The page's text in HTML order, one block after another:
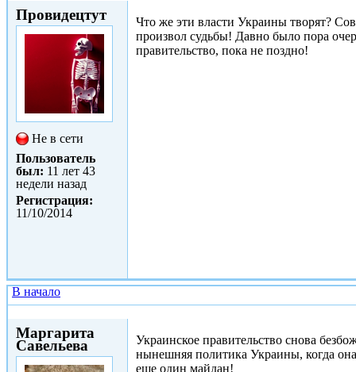
Провидецтут
Не в сети
Пользователь
был: 11 лет 43
недели назад
Регистрация:
11/10/2014
Что же эти власти Украины творят?
произвол судьбы! Давно было пора
правительство, пока не поздно!
В начало
Маргарита
Савельева
Украинское правительство снова
нынешняя политика Украины, когда
еще один майдан!